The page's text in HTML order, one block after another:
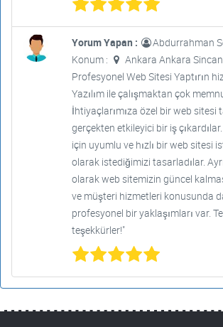
Yorum Yapan :
Abdurrahman
Konum :
Ankara Ankara Sincan
Profesyonel Web Sitesi Yaptırın
Yazılım ile çalışmaktan çok
İhtiyaçlarımıza özel bir web sitesi
gerçekten etkileyici bir iş
için uyumlu ve hızlı bir web sitesi
olarak istediğimizi tasarladılar.
olarak web sitemizin güncel
ve müşteri hizmetleri konusunda
profesyonel bir yaklaşımları var.
teşekkürler!"